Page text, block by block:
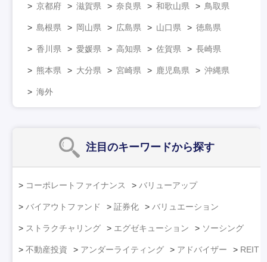
京都府 滋賀県 奈良県 和歌山県 鳥取県
島根県 岡山県 広島県 山口県 徳島県
香川県 愛媛県 高知県 佐賀県 長崎県
熊本県 大分県 宮崎県 鹿児島県 沖縄県
海外
注目のキーワードから探す
コーポレートファイナンス バリューアップ
バイアウトファンド 証券化 バリュエーション
ストラクチャリング エグゼキューション ソーシング
不動産投資 アンダーライティング アドバイザー REIT